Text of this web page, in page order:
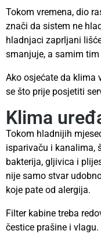
Tokom vremena, dio
znači da sistem ne
hladnjaci zaprljani
smanjuje, a samim
Ako osjećate da klima
se što prije posjetiti
Klima
Tokom hladnijih
isparivaču i kanalima,
bakterija, gljivica i
nije samo stvar
koje pate od alergija.
Filter kabine treba
čestice prašine i